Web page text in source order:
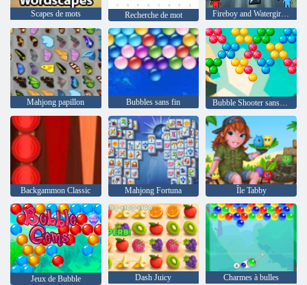
Scapes de mots Recherche de mot Fireboy and Watergirl 4: The Crystal Temple
Mahjong papillon Bubbles sans fin Bubble Shooter sans fin
Backgammon Classic Mahjong Fortuna Île Tabby
Jeux de Bubble Dash Juicy Charmes à bulles